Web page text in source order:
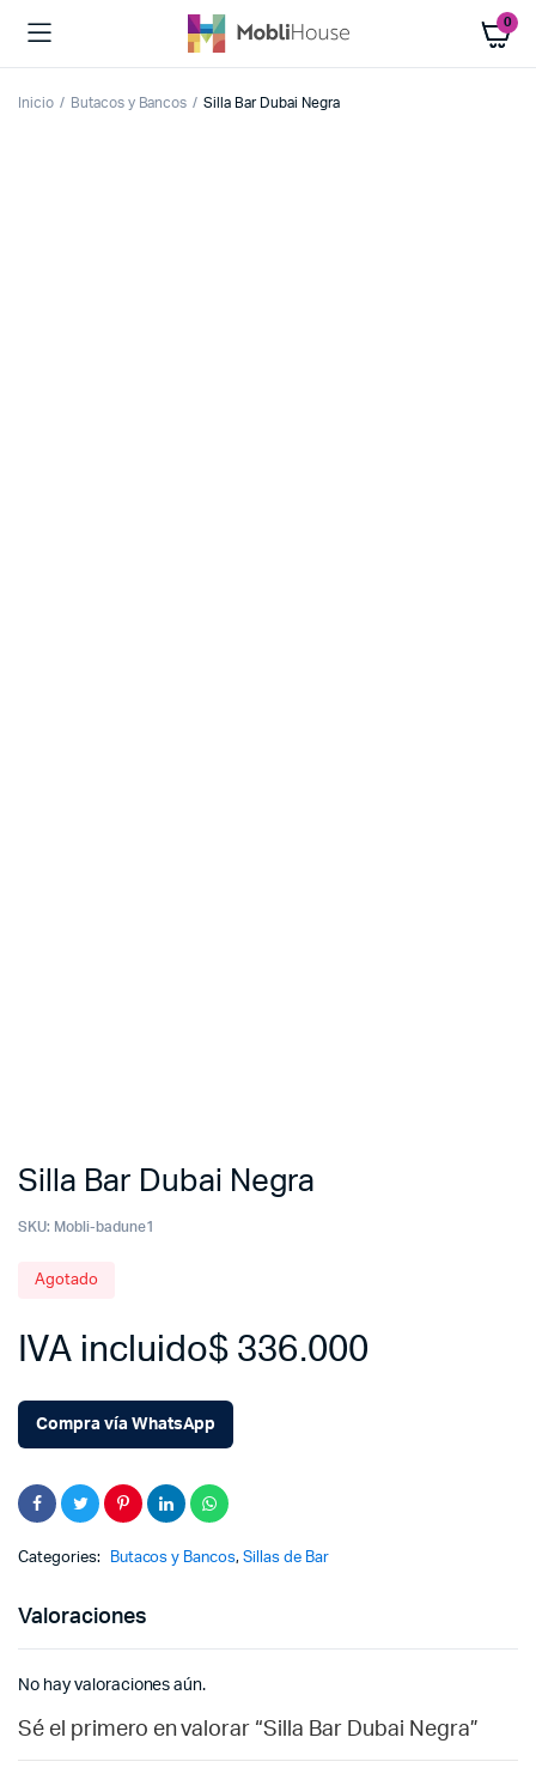
0
Inicio Butacos y Bancos Silla Bar Dubai Negra
Silla Bar Dubai Negra
SKU: Mobli-badune1
Agotado
$336.000
IVA incluido
Compra vía WhatsApp
Categories: Butacos y Bancos,Sillas de Bar
Valoraciones
No hay valoraciones aún.
Sé el primero en valorar “Silla Bar Dubai Negra”